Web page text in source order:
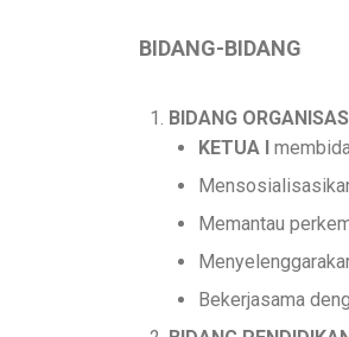
BIDANG-BIDANG
BIDANG
KETUA I
Memantau
Bekerjasama